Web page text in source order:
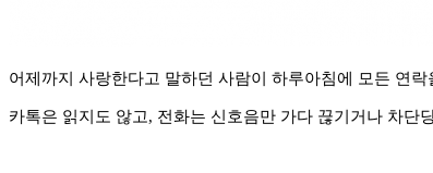
어제까지 사랑한다고 말하던 사람이 하루아침에 모든 연
카톡은 읽지도 않고, 전화는 신호음만 가다 끊기거나 차단